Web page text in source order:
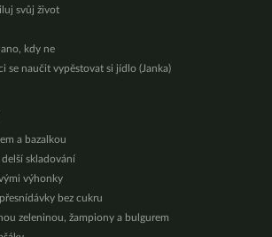
svůj život
kdy ne
se naučit vypěstovat si jídlo (Janka)
a bazalkou
skladování
výhonky
bez cukru
zeleninou, žampiony a bulgurem